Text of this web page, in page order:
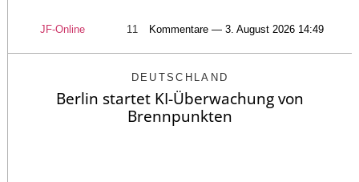
JF-Online 11 Kommentare — 3. August 2026 14:49
DEUTSCHLAND
Berlin startet KI-Überwachung von
Brennpunkten